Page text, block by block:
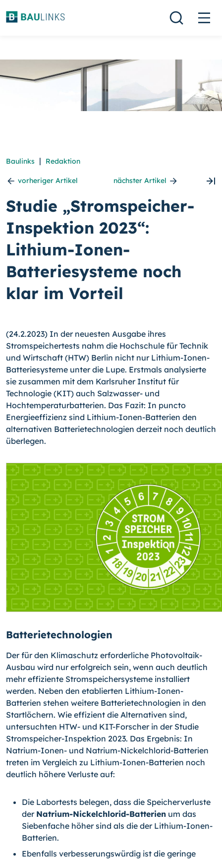
Baulinks | Redaktion
vorheriger Artikel nächster Artikel
Studie „Stromspeicher-
Inspektion 2023“:
Lithium-Ionen-
Batteriesysteme noch
klar im Vorteil
(24.2.2023) In der neuesten Ausgabe ihres
Stromspeichertests nahm die Hochschule für Technik
und Wirtschaft (HTW) Berlin nicht nur Lithium-Ionen-
Batteriesysteme unter die Lupe. Erstmals analysierte
sie zusammen mit dem Karlsruher Institut für
Technologie (KIT) auch Salzwasser- und
Hochtemperaturbatterien. Das Fazit: In puncto
Energieeffizienz sind Lithium-Ionen-Batterien den
alternativen Batterietechnologien derzeit noch deutlich
überlegen.
Batterietechnologien
Der für den Klimaschutz erforderliche Photovoltaik-
Ausbau wird nur erfolgreich sein, wenn auch deutlich
mehr effiziente Stromspeichersysteme installiert
werden. Neben den etablierten Lithium-Ionen-
Batterien stehen weitere Batterietechnologien in den
Startlöchern. Wie effizient die Alternativen sind,
untersuchten HTW- und KIT-Forscher in der Studie
Stromspeicher-Inspektion 2023. Das Ergebnis: In
Natrium-Ionen- und Natrium-Nickelchlorid-Batterien
treten im Vergleich zu Lithium-Ionen-Batterien noch
deutlich höhere Verluste auf:
Die Labortests belegen, dass die Speicherverluste
der Natrium-Nickelchlorid-Batterien um das
Siebenfache höher sind als die der Lithium-Ionen-
Batterien.
Ebenfalls verbesserungswürdig ist die geringe